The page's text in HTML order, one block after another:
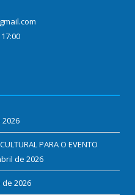
PARA O EVENTO
de 2026
de 2026